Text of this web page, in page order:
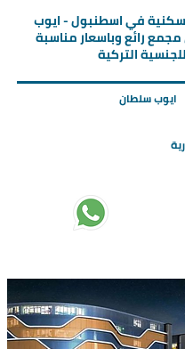
في اسطنبول - ايوب
رائع وباسعار مناسبة
للجنسية التركية
ايوب سلطان